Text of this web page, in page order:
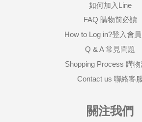
如何加入Line
FAQ 購物前必讀
How to Log in?登入會
Q & A 常見問題
Shopping Process 購物
Contact us 聯絡客服
關注我們